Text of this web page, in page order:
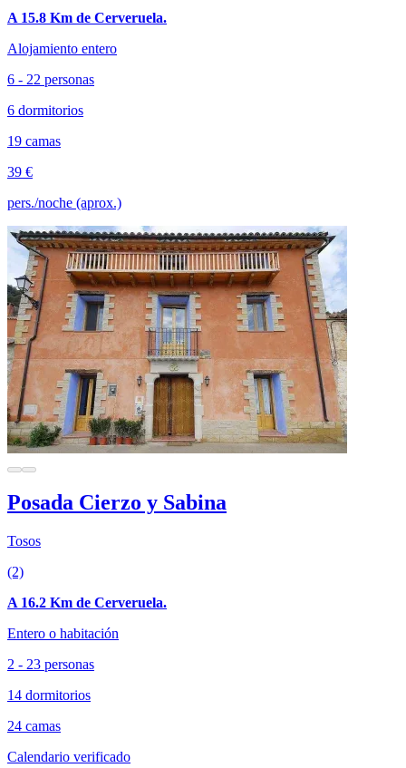
A 15.8 Km de Cerveruela.
Alojamiento entero
6 - 22 personas
6 dormitorios
19 camas
39 €
pers./noche (aprox.)
Posada Cierzo y Sabina
Tosos
(2)
A 16.2 Km de Cerveruela.
Entero o habitación
2 - 23 personas
14 dormitorios
24 camas
Calendario verificado